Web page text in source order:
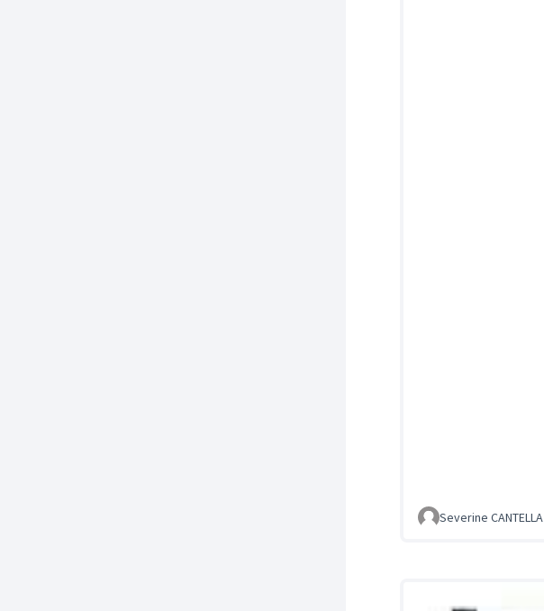
Severine CANTELLA